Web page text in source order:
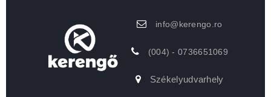
info@kerengo.ro
(004) - 0736651069
Székelyudvarhely